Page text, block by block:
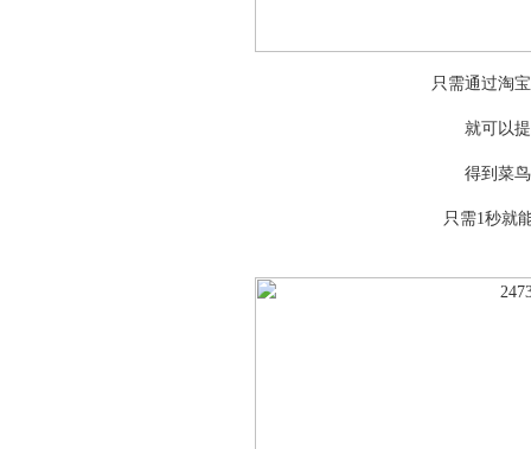
只需通过淘
就可以
得到菜
只需1秒就